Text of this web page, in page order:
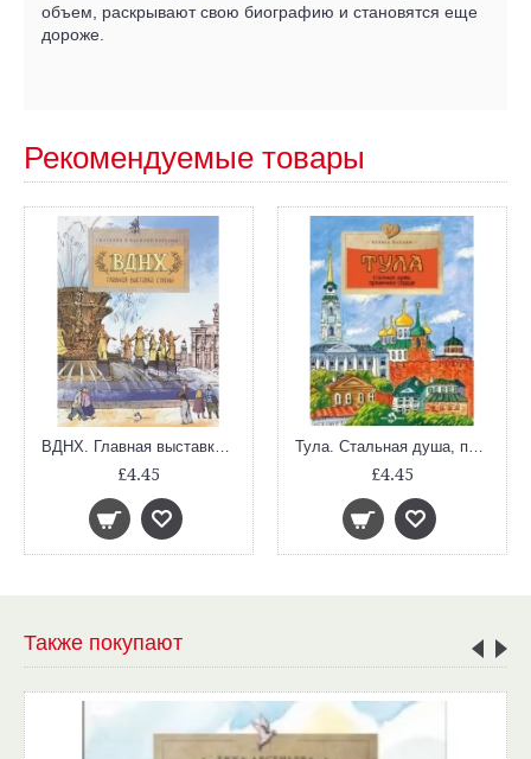
объем, раскрывают свою биографию и становятся еще
дороже.
Рекомендуемые товары
£4.45 £4.45
Также покупают